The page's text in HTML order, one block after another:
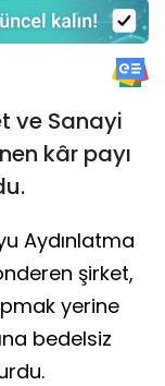
ve Sanayi
kâr payı
Aydınlatma
şirket,
yerine
bedelsiz